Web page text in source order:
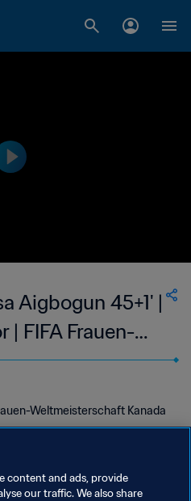
Aigbogun 45+1' |
| FIFA Frauen-
2015™
Weltmeisterschaft Kanada
content and ads, provide
our traffic. We also share